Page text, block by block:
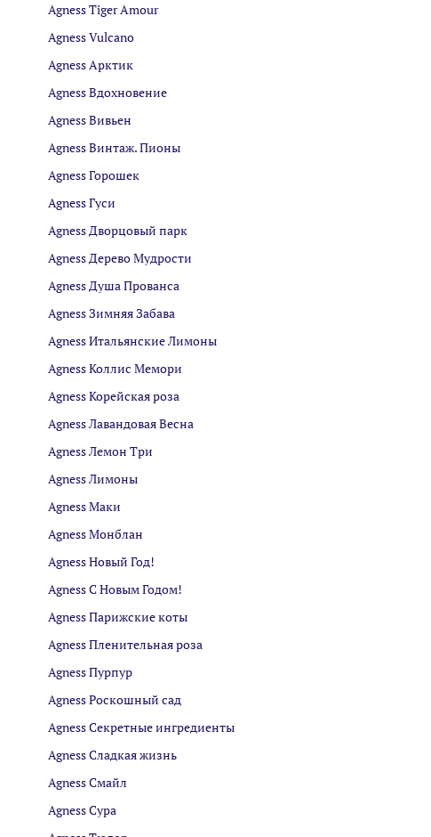
Agness Tiger Amour
Agness Vulcano
Agness Арктик
Agness Вдохновение
Agness Вивьен
Agness Винтаж. Пионы
Agness Горошек
Agness Гуси
Agness Дворцовый парк
Agness Дерево Мудрости
Agness Душа Прованса
Agness Зимняя Забава
Agness Итальянские Лимоны
Agness Коллис Мемори
Agness Корейская роза
Agness Лавандовая Весна
Agness Лемон Три
Agness Лимоны
Agness Маки
Agness Монблан
Agness Новый Год!
Agness С Новым Годом!
Agness Парижские коты
Agness Пленительная роза
Agness Пурпур
Agness Роскошный сад
Agness Секретные ингредиенты
Agness Сладкая жизнь
Agness Смайл
Agness Сура